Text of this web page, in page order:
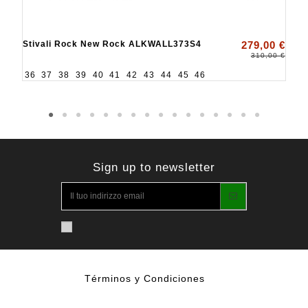
Stivali Rock New Rock ALKWALL373S4 279,00 €
310,00 €
36 37 38 39 40 41 42 43 44 45 46
Sign up to newsletter
Términos y Condiciones